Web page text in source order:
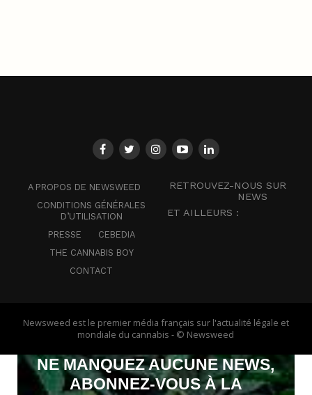
A PROPOS DE NEWSWEED
CONDITIONS GÉNÉRALES
D’UTILISATION
PRESSE
CEBEDIA
THE CANNABIS BOY
CONTACT
RETROUVEZ-NOUS SUR
NEWS
ET AILLEURS :
Newsweed est le premier média français sur l'actualité légale et
mondiale du cannabis - © Newsweed
NE MANQUEZ AUCUNE NEWS,
ABONNEZ-VOUS À LA